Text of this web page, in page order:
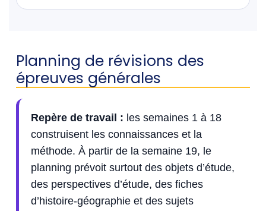
Planning de révisions des
épreuves générales
Repère de travail : les semaines 1 à 18
construisent les connaissances et la
méthode. À partir de la semaine 19, le
planning prévoit surtout des objets d’étude,
des perspectives d’étude, des fiches
d’histoire-géographie et des sujets